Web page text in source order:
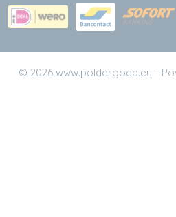
© 2026 www.poldergoed.eu -